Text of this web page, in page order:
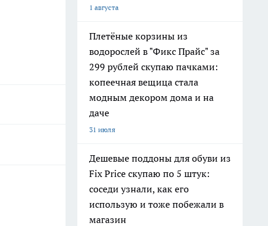
1 августа
Плетёные корзины из
водорослей в "Фикс Прайс" за
299 рублей скупаю пачками:
копеечная вещица стала
модным декором дома и на
даче
31 июля
Дешевые поддоны для обуви из
Fix Price скупаю по 5 штук:
соседи узнали, как его
использую и тоже побежали в
магазин